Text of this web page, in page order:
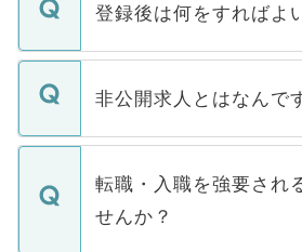
登録後は何をすればよ
ご登録いただきましたら
登録内容を確認し、その
ます。通常、5営業日以
いただきますので、しば
い。
非公開求人とはなんで
マイナビDOCTORで取り
うち約3割は、Webサイ
けない「非公開求人」で
下記の理由によって、一
転職・入職を強要され
せんか？